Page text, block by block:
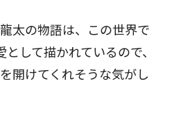
太の物語は、この世界で
して描かれているので、
開けてくれそうな気がし